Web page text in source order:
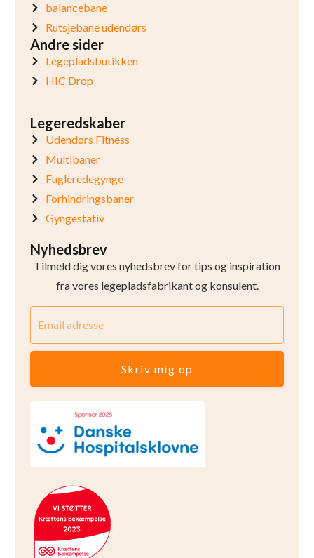
balancebane
Rutsjebane udendørs
Andre sider
Legepladsbutikken
HIC Drop
Legeredskaber
Udendørs Fitness
Multibaner
Fugleredegynge
Forhindringsbaner
Gyngestativ
Nyhedsbrev
Tilmeld dig vores nyhedsbrev for tips og inspiration
fra vores legepladsfabrikant og konsulent.
Skriv mig op